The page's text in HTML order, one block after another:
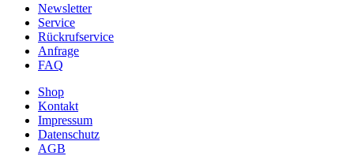
Newsletter
Service
Rückrufservice
Anfrage
FAQ
Shop
Kontakt
Impressum
Datenschutz
AGB